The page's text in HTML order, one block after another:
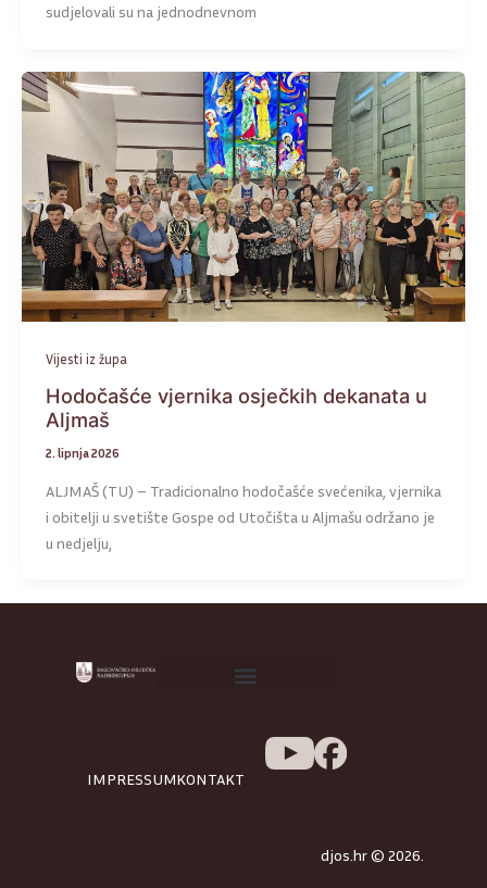
sudjelovali su na jednodnevnom
Vijesti iz župa
Hodočašće vjernika osječkih dekanata u
Aljmaš
2. lipnja 2026
ALJMAŠ (TU) – Tradicionalno hodočašće svećenika, vjernika
i obitelji u svetište Gospe od Utočišta u Aljmašu održano je
u nedjelju,
IMPRESSUMKONTAKT
djos.hr © 2026.